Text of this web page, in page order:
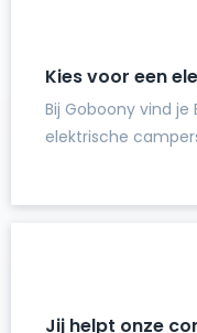
Kies voor een
Bij Goboony vind
elektrische
Jij helpt onze